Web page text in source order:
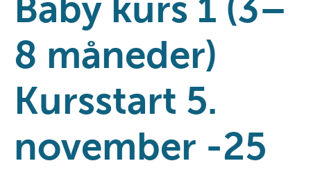
8 måneder)
Kursstart 5.
november -25